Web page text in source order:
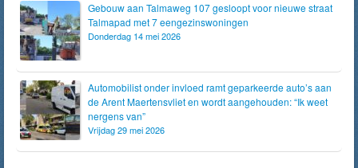
Gebouw aan Talmaweg 107 gesloopt voor nieuwe straat
Talmapad met 7 eengezinswoningen
Donderdag 14 mei 2026
Automobilist onder invloed ramt geparkeerde auto’s aan
de Arent Maertensvliet en wordt aangehouden: “Ik weet
nergens van”
Vrijdag 29 mei 2026